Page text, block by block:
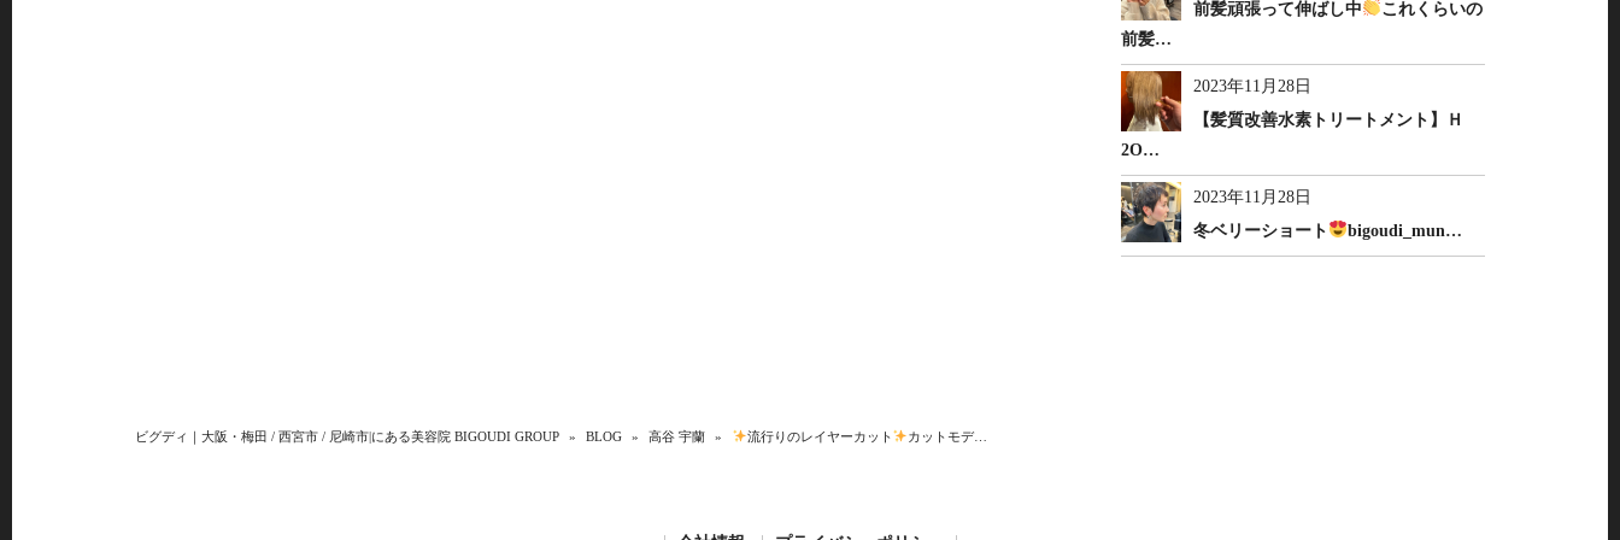
前髪頑張って伸ばし中
これくらいの
前髪…
2023年11月28日
【髪質改善水素トリートメント】Ｈ
2O…
2023年11月28日
冬ベリーショート
bigoudi_mun…
ビグディ｜大阪・梅田 / 西宮市 / 尼崎市|にある美容院 BIGOUDI GROUP » BLOG » 高谷 宇蘭 » 流行りのレイヤーカット カットモデ…